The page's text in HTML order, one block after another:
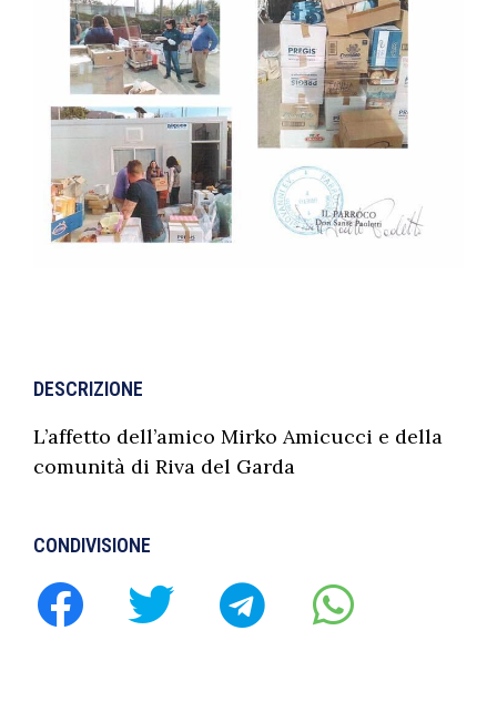
DESCRIZIONE
L’affetto dell’amico Mirko Amicucci e della
comunità di Riva del Garda
CONDIVISIONE